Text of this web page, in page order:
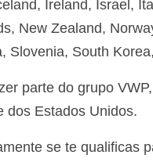
Ireland, Israel,
New Zealand,
Slovenia, South
parte do grupo
dos Estados Unidos.
se te qualificas